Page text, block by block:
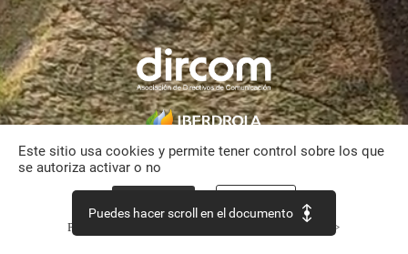
Este sitio usa cookies y permite tener control sobre los que
se autoriza activar o no
Política de confidencialidad Continuar sin aceptar >
Puedes hacer scroll en el documento